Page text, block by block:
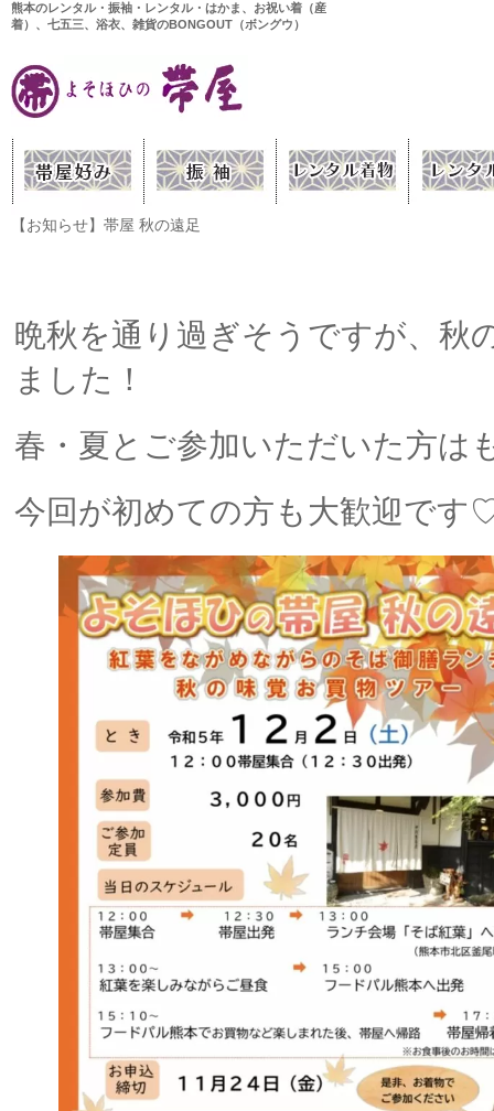
熊本のレンタル・振袖・レンタル・はかま、お祝い着（産
着）、七五三、浴衣、雑貨のBONGOUT（ボングウ）
【お知らせ】帯屋 秋の遠足
晩秋を通り過ぎそうですが、秋
ました！
春・夏とご参加いただいた方は
今回が初めての方も大歓迎です